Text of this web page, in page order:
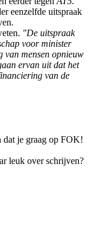
eenzelfde uitspraak
"De uitspraak
voor minister
van mensen opnieuw
ervan uit dat het
van de
dat je graag op FOK!
leuk over schrijven?